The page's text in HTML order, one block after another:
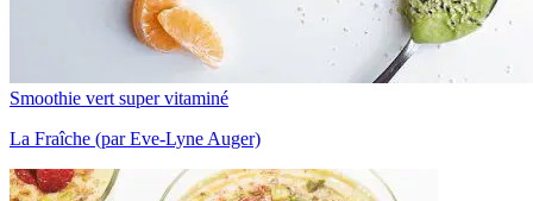
Smoothie vert super vitaminé
La Fraîche (par Eve-Lyne Auger)